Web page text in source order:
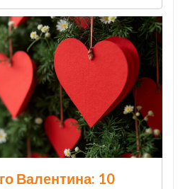
Валентина: 10